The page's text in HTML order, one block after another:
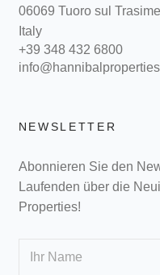
06069 Tuoro sul
Italy
+39 348 432 6800
NEWSLETTER
Abonnieren Sie den
Laufenden über die
Properties!